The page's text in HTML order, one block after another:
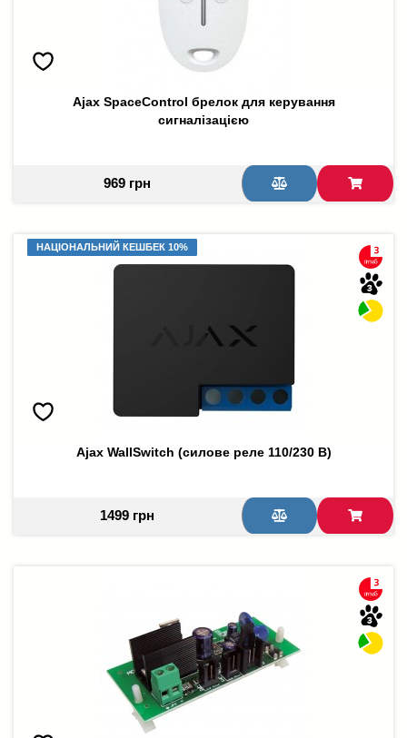
Ajax SpaceControl брелок для керування
сигналізацією
969 грн
НАЦІОНАЛЬНИЙ КЕШБЕК 10%
НАЦІОНАЛЬНИЙ КЕШБЕК 10%
Ajax WallSwitch (силове реле 110/230 В)
1499 грн